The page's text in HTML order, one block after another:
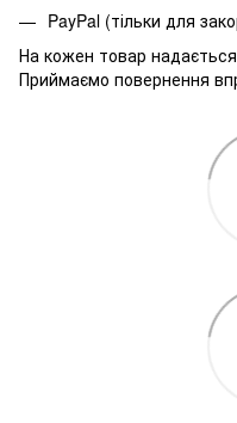
PayPal (тільки для
На кожен товар
Приймаємо повернення